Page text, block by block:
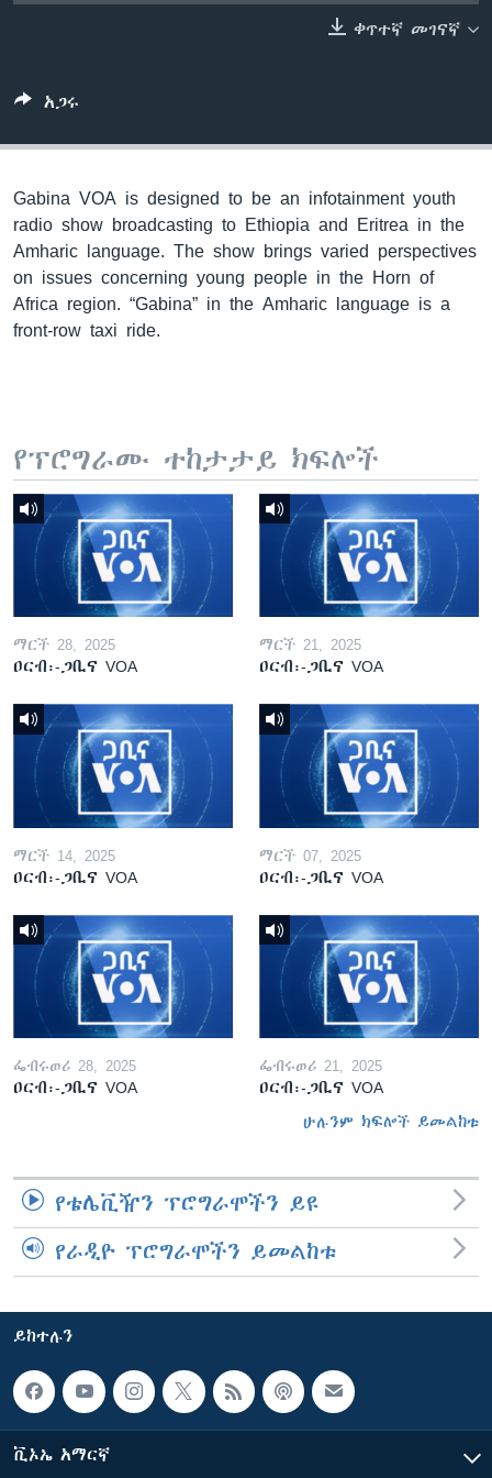
ቀጥተኛ መገናኛ
አጋሩ
Gabina VOA is designed to be an infotainment youth
radio show broadcasting to Ethiopia and Eritrea in the
Amharic language. The show brings varied perspectives
on issues concerning young people in the Horn of
Africa region. “Gabina” in the Amharic language is a
front-row taxi ride.
የፕሮግራሙ ተከታታይ ክፍሎች
ማርች 28, 2025
ዐርብ፡-ጋቢና VOA
ማርች 21, 2025
ዐርብ፡-ጋቢና VOA
ማርች 14, 2025
ዐርብ፡-ጋቢና VOA
ማርች 07, 2025
ዐርብ፡-ጋቢና VOA
ፌብሩወሪ 28, 2025
ዐርብ፡-ጋቢና VOA
ፌብሩወሪ 21, 2025
ዐርብ፡-ጋቢና VOA
ሁሉንም ክፍሎች ይመልከቱ
የቴሌቪዥን ፕሮግራሞችን ይዩ
የራዲዮ ፕሮግራሞችን ይመልከቱ
ይከተሉን
ቪኦኤ አማርኛ